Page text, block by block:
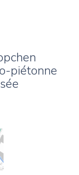
piétonne